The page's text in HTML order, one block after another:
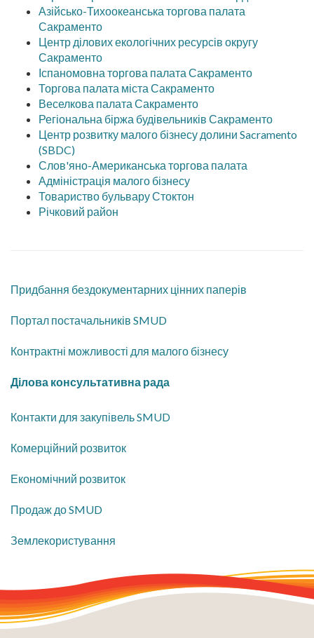
Азійсько-Тихоокеанська торгова палата
Сакраменто
Центр ділових екологічних ресурсів округу
Сакраменто
Іспаномовна торгова палата Сакраменто
Торгова палата міста Сакраменто
Веселкова палата Сакраменто
Регіональна біржа будівельників Сакраменто
Центр розвитку малого бізнесу долини Sacramento
(SBDC)
Слов'яно-Американська торгова палата
Адміністрація малого бізнесу
Товариство бульвару Стоктон
Річковий район
Придбання бездокументарних цінних паперів
Портал постачальників SMUD
Контрактні можливості для малого бізнесу
​Ділова консультативна рада
​Контакти для закупівель SMUD
Комерційний розвиток
​Економічний розвиток
​Продаж до SMUD
​Землекористування